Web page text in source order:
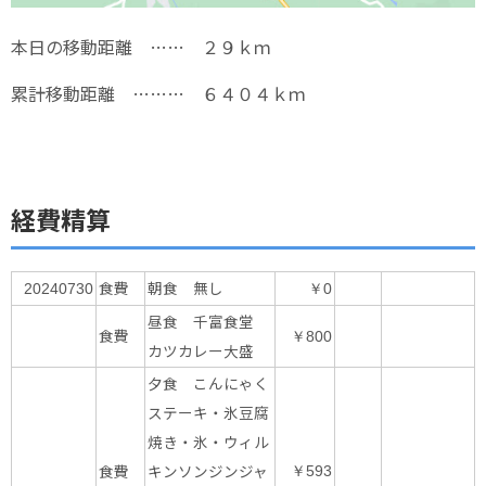
本日の移動距離 …… ２９ｋｍ
累計移動距離 ……… ６４０４ｋｍ
経費精算
20240730 食費 朝食 無し ￥0
食費
昼食 千富食堂
カツカレー大盛
￥800
食費
夕食 こんにゃく
ステーキ・氷豆腐
焼き・氷・ウィル
キンソンジンジャ
￥593